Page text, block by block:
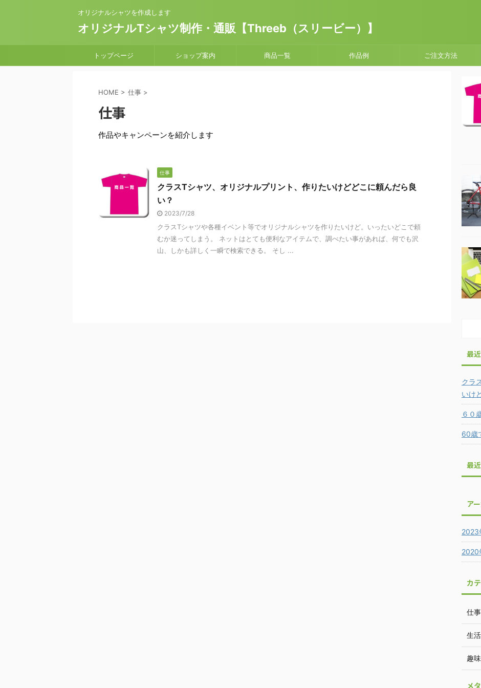
オリジナルシャツを作成します
オリジナルTシャツ制作・通販【Threeb（スリービー）】
トップページ ショップ案内 商品一覧 作品例 ご注文方法
HOME > 仕事 >
仕事
作品やキャンペーンを紹介します
仕事
クラスTシャツ、オリジナルプリント、作りたいけどどこに頼んだら良
い？
2023/7/28
クラスTシャツや各種イベント等でオリジナルシャツを作りたいけど。いったいどこで頼
むか迷ってしまう。 ネットはとても便利なアイテムで、調べたい事があれば、何でも沢
山、しかも詳しく一瞬で検索できる。 そし ...
最
クラ
いけ
６０
60歳
最
ア
2023
2020
カ
仕事
生活
趣味
メ